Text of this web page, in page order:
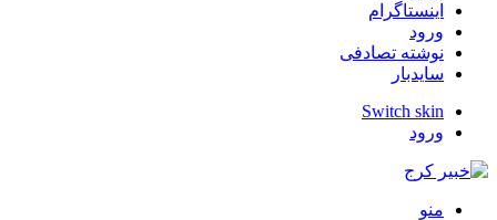
اینستاگرام
ورود
نوشته تصادفی
سایدبار
Switch skin
ورود
منو